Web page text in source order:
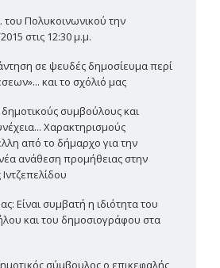
Πολυκοινωνικού την
στις 12:30 μ.μ.
σε ψευδές δημοσίευμα περί
και το σχόλιό μας
συμβούλους και
Χαρακτηρισμούς
από το δήμαρχο για την
ανάθεση προμήθειας στην
Είναι συμβατή η ιδιότητα του
και του δημοσιογράφου στα